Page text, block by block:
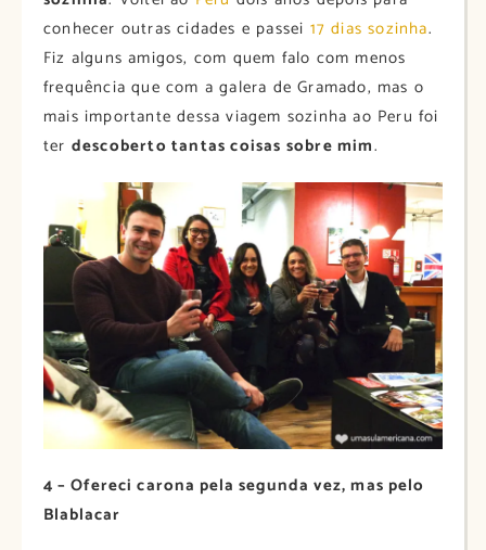
conhecer outras cidades e passei 17 dias sozinha.
Fiz alguns amigos, com quem falo com menos
frequência que com a galera de Gramado, mas o
mais importante dessa viagem sozinha ao Peru foi
ter descoberto tantas coisas sobre mim.
4 – Ofereci carona pela segunda vez, mas pelo
Blablacar